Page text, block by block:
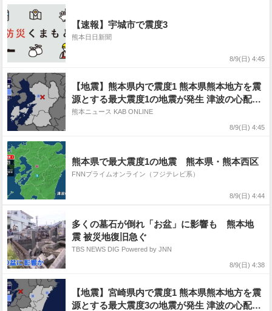
【速報】宇城市で震度3
熊本日日新聞
8/9(日) 4:45
【地震】熊本県内で震度1 熊本県熊本地方を震
源とする最大震度1の地震が発生 津波の心配な
し
熊本ニュース KAB ONLINE
8/9(日) 4:45
熊本県で最大震度1の地震 熊本県・熊本西区
FNNプライムオンライン（フジテレビ系）
8/9(日) 4:44
多くの墓石が倒れ「お盆」に影響も 熊本地
震 被災地復旧急ぐ
TBS NEWS DIG Powered by JNN
8/9(日) 4:38
【地震】宮崎県内で震度1 熊本県熊本地方を震
源とする最大震度3の地震が発生 津波の心配な